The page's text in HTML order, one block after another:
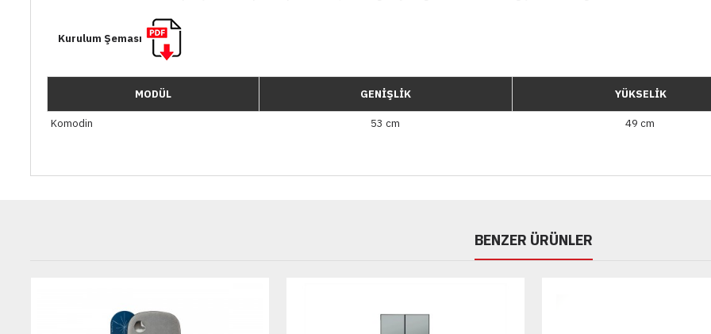
Kurulum Şeması
MODÜL GENİŞLİK YÜKSELİK
Komodin 53 cm 49 cm
BENZER ÜRÜNLER